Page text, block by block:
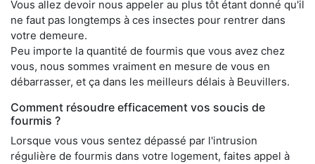
Vous allez devoir nous appeler au plus tôt étant donné qu'il
ne faut pas longtemps à ces insectes pour rentrer dans
votre demeure.
Peu importe la quantité de fourmis que vous avez chez
vous, nous sommes vraiment en mesure de vous en
débarrasser, et ça dans les meilleurs délais à Beuvillers.
Comment résoudre efficacement vos soucis de
fourmis ?
Lorsque vous vous sentez dépassé par l'intrusion
régulière de fourmis dans votre logement, faites appel à